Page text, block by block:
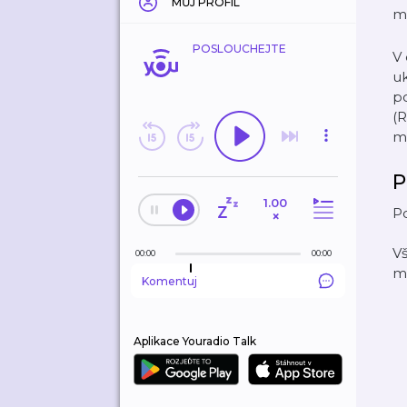
POSLOUCHEJTE
1.00
×
00:00 00:00
Komentuj
Aplikace Youradio Talk
V